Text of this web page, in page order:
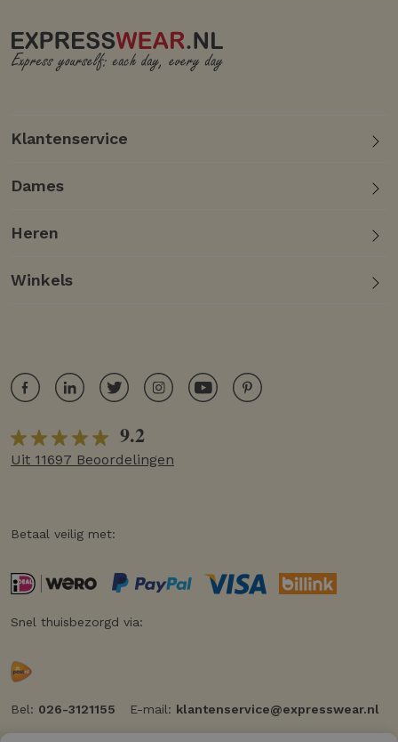
Klantenservice
Dames
Heren
Winkels
9.2
Uit 11697 Beoordelingen
Betaal veilig met:
Snel thuisbezorgd via:
Bel: 026-3121155 E-mail: klantenservice@expresswear.nl